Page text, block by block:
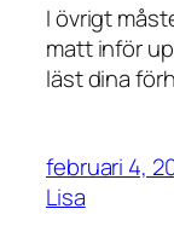
I övrigt
matt inför
läst dina
februari 4,
Lisa